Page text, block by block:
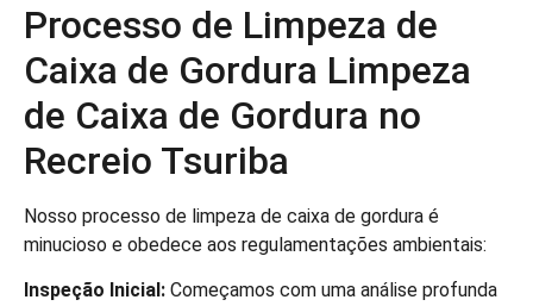
Processo de Limpeza de
Caixa de Gordura Limpeza
de Caixa de Gordura no
Recreio Tsuriba
Nosso processo de limpeza de caixa de gordura é
minucioso e obedece aos regulamentações ambientais:
Inspeção Inicial: Começamos com uma análise profunda